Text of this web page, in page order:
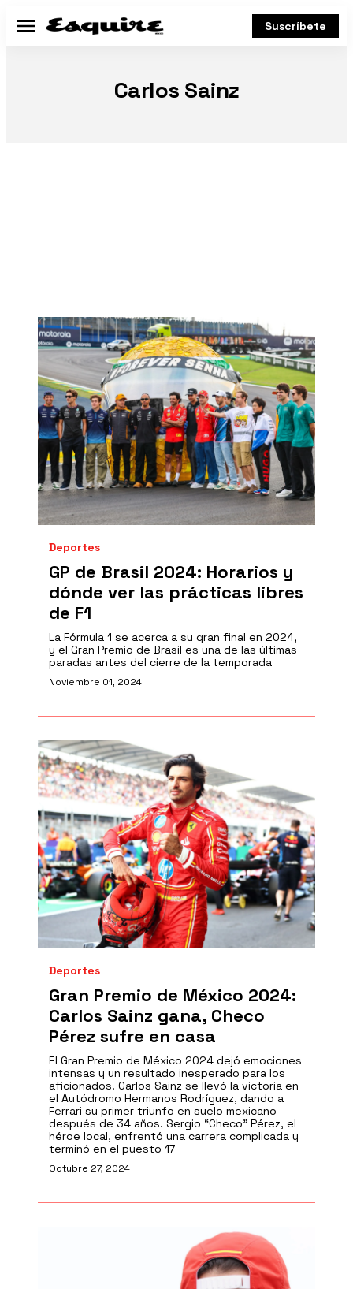
Menú Suscríbete
Carlos Sainz
Deportes
GP de Brasil 2024: Horarios y
dónde ver las prácticas libres
de F1
La Fórmula 1 se acerca a su gran final en 2024,
y el Gran Premio de Brasil es una de las últimas
paradas antes del cierre de la temporada
Noviembre 01, 2024
Deportes
Gran Premio de México 2024:
Carlos Sainz gana, Checo
Pérez sufre en casa
El Gran Premio de México 2024 dejó emociones
intensas y un resultado inesperado para los
aficionados. Carlos Sainz se llevó la victoria en
el Autódromo Hermanos Rodríguez, dando a
Ferrari su primer triunfo en suelo mexicano
después de 34 años. Sergio “Checo” Pérez, el
héroe local, enfrentó una carrera complicada y
terminó en el puesto 17
Octubre 27, 2024